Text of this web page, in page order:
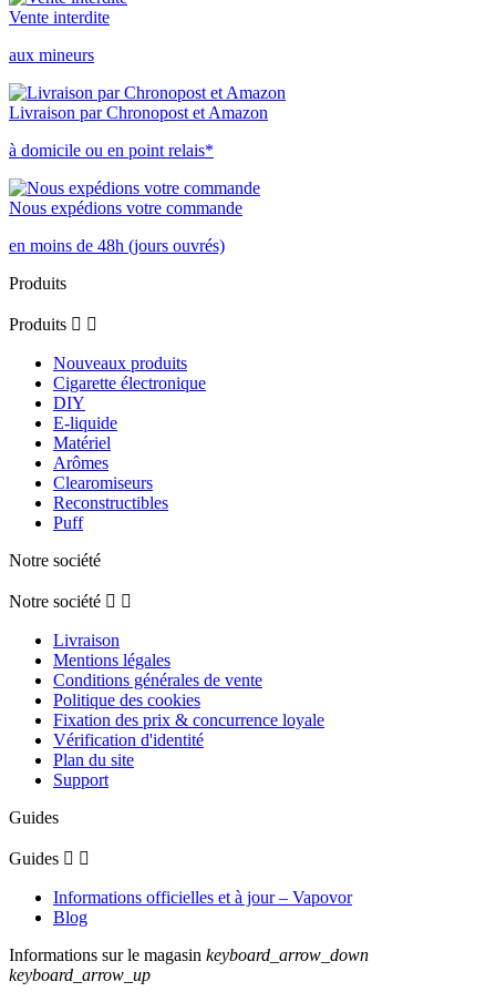
Vente interdite
aux mineurs
Livraison par Chronopost et Amazon
à domicile ou en point relais*
Nous expédions votre commande
en moins de 48h (jours ouvrés)
Produits
Produits  
Nouveaux produits
Cigarette électronique
DIY
E-liquide
Matériel
Arômes
Clearomiseurs
Reconstructibles
Puff
Notre société
Notre société  
Livraison
Mentions légales
Conditions générales de vente
Politique des cookies
Fixation des prix & concurrence loyale
Vérification d'identité
Plan du site
Support
Guides
Guides  
Informations officielles et à jour – Vapovor
Blog
Informations sur le magasin keyboard_arrow_down
keyboard_arrow_up